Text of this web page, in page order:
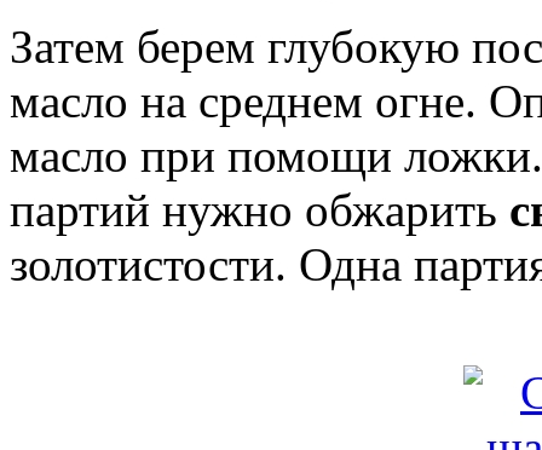
Затем берем глубокую
масло на среднем огне.
масло при помощи
партий нужно обжарить
золотистости. Одна